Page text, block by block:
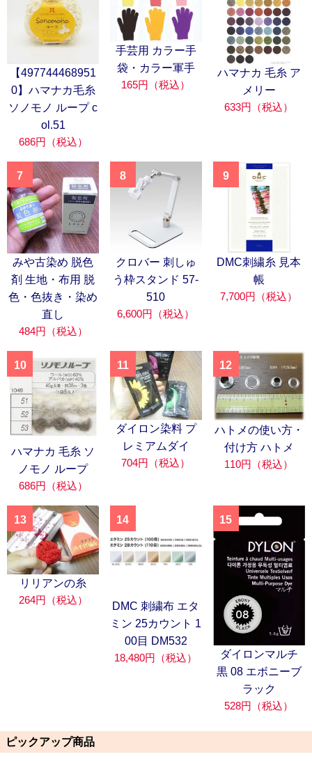
【497744468951
0】ハマナカ毛糸
ソノモノ ループ c
ol.51
686円（税込）
手芸用 カラー手
袋・カラー軍手
165円（税込）
ハマナカ 毛糸 ア
メリー
633円（税込）
7
みや古染め 脱色
剤 生地・布用 脱
色・色抜き・染め
直し
484円（税込）
8
クロバー 刺しゅ
う枠スタンド 57-
510
6,600円（税込）
9
DMC刺繍糸 見本
帳
7,700円（税込）
10
ハマナカ 毛糸 ソ
ノモノ ループ
686円（税込）
11
ダイロン染料 プ
レミアムダイ
704円（税込）
12
ハトメの使い方・
付け方 ハトメ
110円（税込）
13
リリアンの糸
264円（税込）
14
DMC 刺繍布 エタ
ミン 25カウント 1
00目 DM532
18,480円（税込）
15
ダイロンマルチ
黒 08 エボニーブ
ラック
528円（税込）
ピックアップ商品